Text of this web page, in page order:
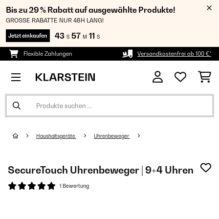
Bis zu 29 % Rabatt auf ausgewählte Produkte!
GROSSE RABATTE NUR 48H LANG!
Jetzt einkaufen 43 S 57 M 10 S
Flexible Zahlungen Versandkostenfrei ab 100 €*
Haushaltsgeräte Uhrenbeweger
SecureTouch Uhrenbeweger | 9+4 Uhren
1 Bewertung